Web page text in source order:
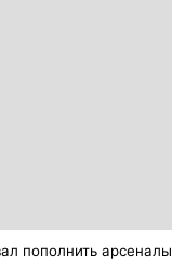
пополнить арсеналы